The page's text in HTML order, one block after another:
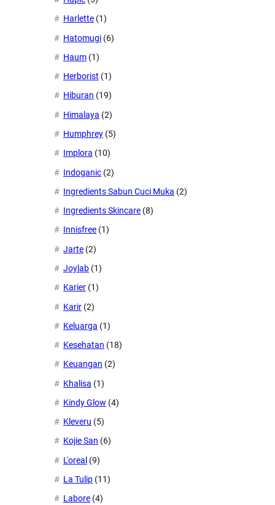
Harlette (1)
Hatomugi (6)
Haum (1)
Herborist (1)
Hiburan (19)
Himalaya (2)
Humphrey (5)
Implora (10)
Indoganic (2)
Ingredients Sabun Cuci Muka (2)
Ingredients Skincare (8)
Innisfree (1)
Jarte (2)
Joylab (1)
Karier (1)
Karir (2)
Keluarga (1)
Kesehatan (18)
Keuangan (2)
Khalisa (1)
Kindy Glow (4)
Kleveru (5)
Kojie San (6)
L'oreal (9)
La Tulip (11)
Labore (4)